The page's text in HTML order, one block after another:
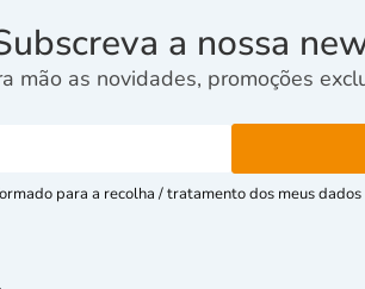
a nossa
mão as novidades, promoções
para a recolha / tratamento dos meus